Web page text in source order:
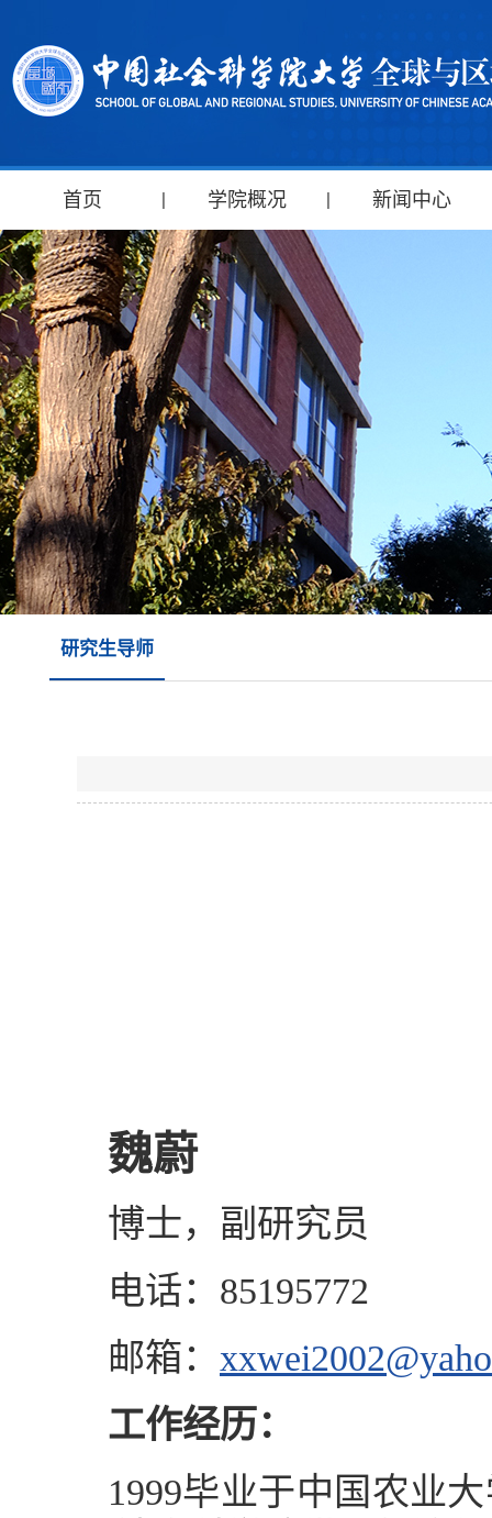
首页 学院概况 新闻中心
研究生导师
魏蔚
博士，副研究员
电话：85195772
邮箱：
工作经历：
1999毕业于中国农业